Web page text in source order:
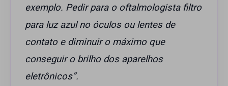
exemplo. Pedir para o oftalmologista filtro
para luz azul no óculos ou lentes de
contato e diminuir o máximo que
conseguir o brilho dos aparelhos
eletrônicos”.